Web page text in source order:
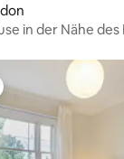
in der Nähe